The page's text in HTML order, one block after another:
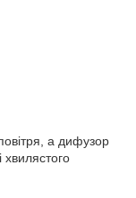
а дифузор
хвилястого